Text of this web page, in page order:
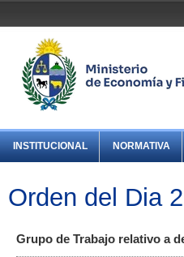
INSTITUCIONAL NORMATIVA
Orden del Dia
Grupo de Trabajo relativo a